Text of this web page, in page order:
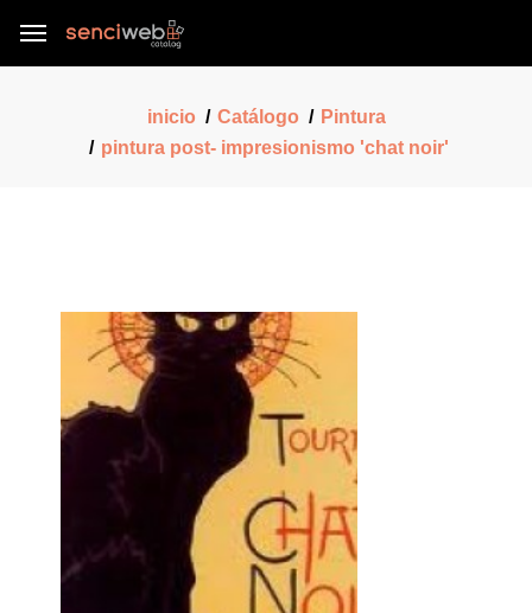
inicio Catálogo
Pintura
pintura post- impresionismo 'chat noir'